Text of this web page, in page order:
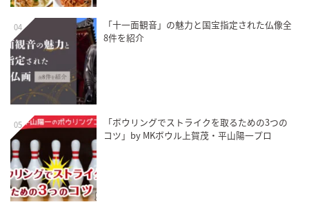
04
「十一面観音」の魅力と国宝指定された仏像全
8件を紹介
05
「ボウリングでストライクを取るための3つの
コツ」by MKボウル上賀茂・平山陽一プロ